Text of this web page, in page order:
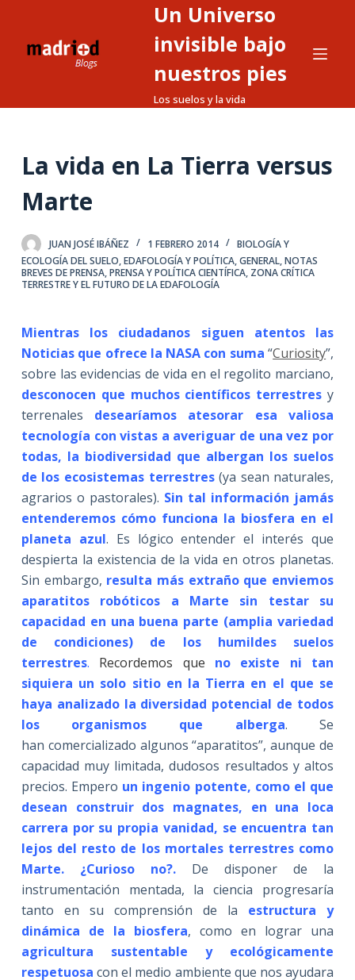
e
n
d
o
Un Universo
invisible bajo
nuestros pies
Los suelos y la vida
La vida en La Tierra versus
Marte
JUAN JOSÉ IBÁÑEZ 1 FEBRERO 2014
BIOLOGÍA Y
ECOLOGÍA DEL SUELO,EDAFOLOGÍA Y POLÍTICA,GENERAL,NOTAS
BREVES DE PRENSA,PRENSA Y POLÍTICA CIENTÍFICA, ZONA CRÍTICA
TERRESTRE Y EL FUTURO DE LA EDAFOLOGÍA
Mientras los ciudadanos siguen atentos las
Noticias que ofrece la NASA con suma “Curiosity”,
sobre las evidencias de vida en el regolito marciano,
desconocen que muchos científicos terrestres y
terrenales desearíamos atesorar esa valiosa
tecnología con vistas a averiguar de una vez por
todas, la biodiversidad que albergan los suelos
de los ecosistemas terrestres(ya sean naturales,
agrarios o pastorales). Sin tal información jamás
entenderemos cómo funciona la biosfera en el
planeta azul. Es lógico entender el interés que
despierta la existencia de la vida en otros planetas.
Sin embargo, resulta más extraño que enviemos
aparatitos robóticos a Marte sin testar su
capacidad en una buena parte (amplia variedad
de condiciones) de los humildes suelos
terrestres. Recordemos que
no existe ni tan
siquiera un solo sitio en la Tierra en el que se
haya analizado la diversidad potencial de todos
los organismos que alberga. Se
han comercializado algunos “aparatitos”, aunque de
capacidad muy limitada, dudosos resultados y altos
precios. Empero un ingenio potente, como el que
desean construir dos magnates, en una loca
carrera por su propia vanidad, se encuentra tan
lejos del resto de los mortales terrestres como
Marte. ¿Curioso no?.
De disponer de la
instrumentación mentada, la ciencia progresaría
tanto en su comprensión de la estructura y
dinámica de la biosfera, como en lograr una
agricultura sustentable
y ecológicamente
respetuosa con el medio ambiente que nos ayudara